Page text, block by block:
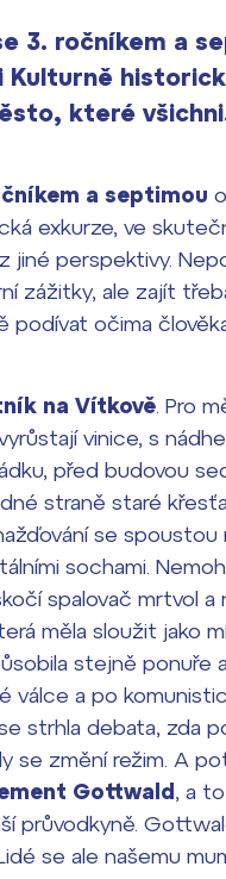
3. ročníkem a
Kulturně
které
a septimou
exkurze, ve
perspektivy.
zážitky, ale zajít
očima
na Vítkově . Pro
vinice, s
před budovou
straně staré
se spoustou
sochami.
spalovač mrtvol
měla sloužit jako
stejně ponuře
a po
strhla debata, zda
se změní režim. A
Gottwald , a
průvodkyně.
se ale našemu